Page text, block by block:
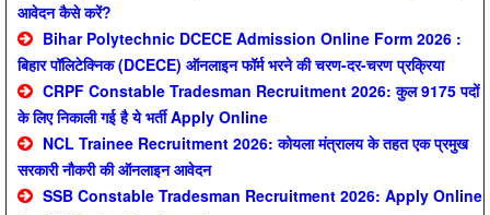
आवेदन कैसे करें?
Bihar Polytechnic DCECE Admission Online Form 2026 :
बिहार पॉलिटेक्निक (DCECE) ऑनलाइन फॉर्म भरने की चरण-दर-चरण प्रक्रिया
CRPF Constable Tradesman Recruitment 2026: कुल 9175 पदों
के लिए निकाली गई है ये भर्ती Apply Online
NCL Trainee Recruitment 2026: कोयला मंत्रालय के तहत एक प्रमुख
सरकारी नौकरी की ऑनलाइन आवेदन
SSB Constable Tradesman Recruitment 2026: Apply Online